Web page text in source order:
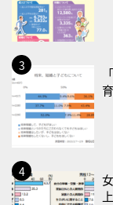
・禁煙の日
2026/08/23(日)
・不眠の日
・乳酸菌の日
2026/08/25(火)
・いたわり肌の日
2026/08/26(水)
・風呂の日